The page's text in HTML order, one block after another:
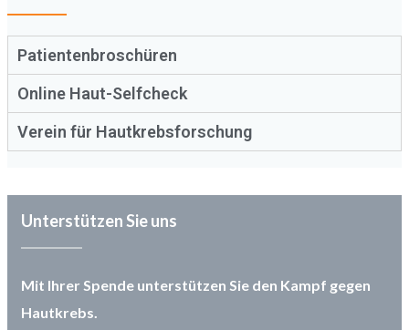
Patientenbroschüren
Online Haut-Selfcheck
Verein für Hautkrebsforschung
Unterstützen Sie uns
Mit Ihrer Spende unterstützen Sie den Kampf gegen
Hautkrebs.